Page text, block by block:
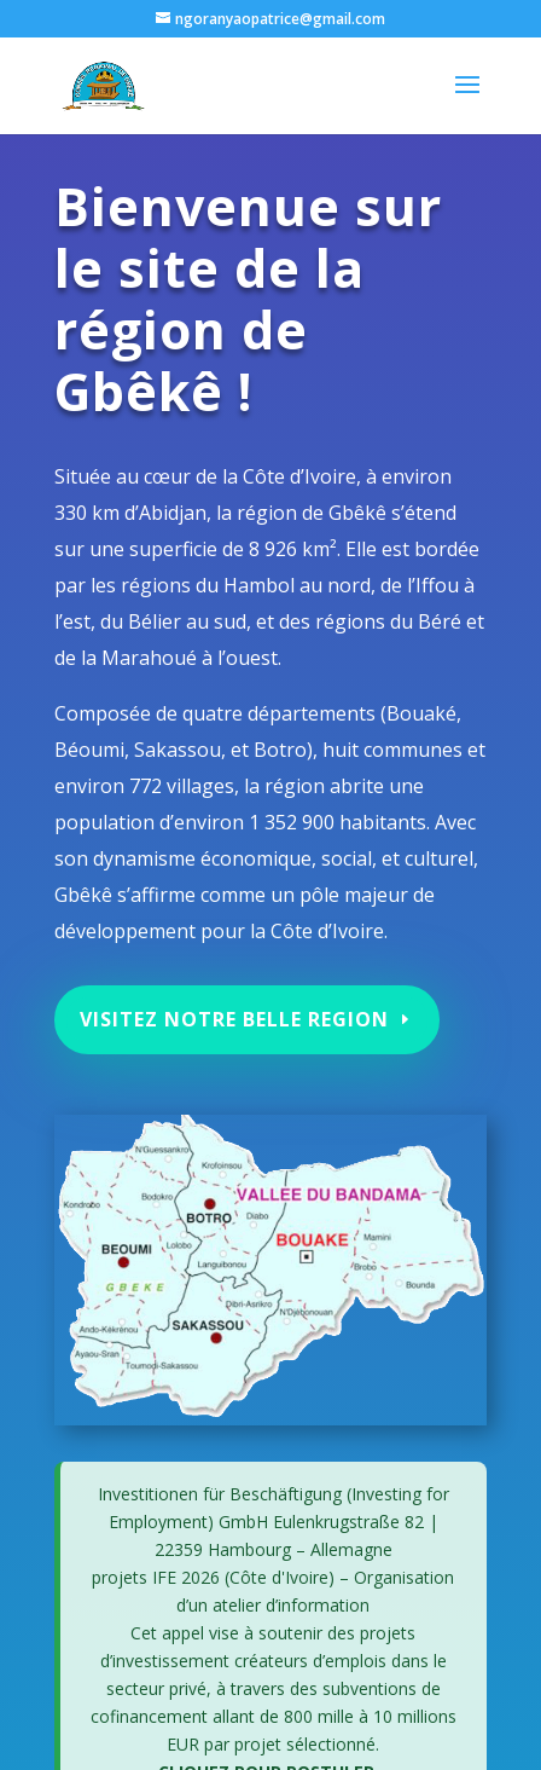
ngoranyaopatrice@gmail.com
Bienvenue sur
le site de la
région de
Gbêkê !
Située au cœur de la Côte d’Ivoire, à environ
330 km d’Abidjan, la région de Gbêkê s’étend
sur une superficie de 8 926 km². Elle est bordée
par les régions du Hambol au nord, de l’Iffou à
l’est, du Bélier au sud, et des régions du Béré et
de la Marahoué à l’ouest.
Composée de quatre départements (Bouaké,
Béoumi, Sakassou, et Botro), huit communes et
environ 772 villages, la région abrite une
population d’environ 1 352 900 habitants. Avec
son dynamisme économique, social, et culturel,
Gbêkê s’affirme comme un pôle majeur de
développement pour la Côte d’Ivoire.
VISITEZ NOTRE BELLE REGION
Investitionen für Beschäftigung (Investing for
Employment) GmbH Eulenkrugstraße 82 |
22359 Hambourg – Allemagne
projets IFE 2026 (Côte d'Ivoire) – Organisation
d’un atelier d’information
Cet appel vise à soutenir des projets
d’investissement créateurs d’emplois dans le
secteur privé, à travers des subventions de
cofinancement allant de 800 mille à 10 millions
EUR par projet sélectionné.